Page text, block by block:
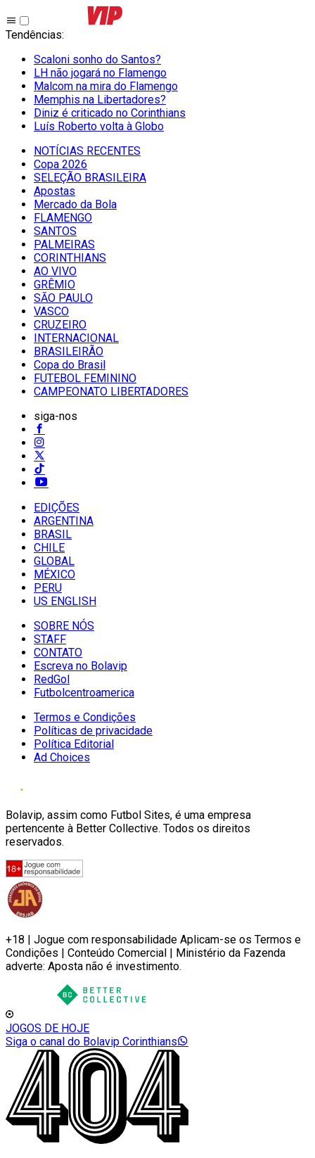
Tendências:
Scaloni sonho do Santos?
LH não jogará no Flamengo
Malcom na mira do Flamengo
Memphis na Libertadores?
Diniz é criticado no Corinthians
Luís Roberto volta à Globo
NOTÍCIAS RECENTES
Copa 2026
SELEÇÃO BRASILEIRA
Apostas
Mercado da Bola
FLAMENGO
SANTOS
PALMEIRAS
CORINTHIANS
AO VIVO
GRÊMIO
SĀO PAULO
VASCO
CRUZEIRO
INTERNACIONAL
BRASILEIRÃO
Copa do Brasil
FUTEBOL FEMININO
CAMPEONATO LIBERTADORES
siga-nos
EDIÇÕES
ARGENTINA
BRASIL
CHILE
GLOBAL
MÉXICO
PERU
US ENGLISH
SOBRE NÓS
STAFF
CONTATO
Escreva no Bolavip
RedGol
Futbolcentroamerica
Termos e Condições
Políticas de privacidade
Política Editorial
Ad Choices
Bolavip, assim como Futbol Sites, é uma empresa
pertencente à Better Collective. Todos os direitos
reservados.
+18 | Jogue com responsabilidade Aplicam-se os Termos e
Condições | Conteúdo Comercial | Ministério da Fazenda
adverte: Aposta não é investimento.
JOGOS DE HOJE
Siga o canal do Bolavip Corinthians